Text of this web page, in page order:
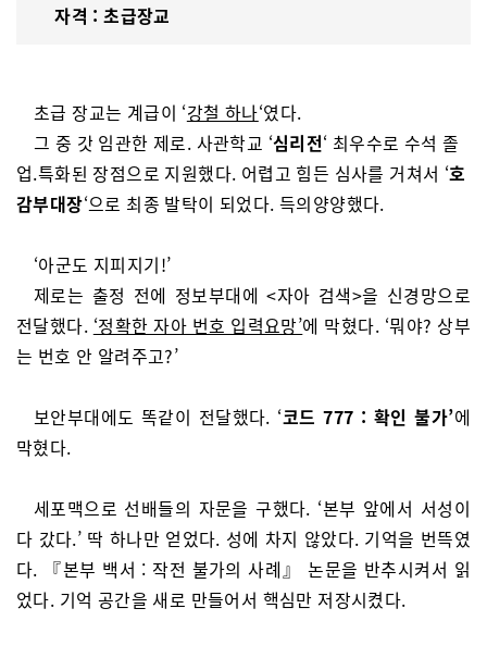
자격 : 초급장교
초급 장교는 계급이 ‘강철 하나‘였다.
그 중 갓 임관한 제로. 사관학교 ‘심리전‘ 최우수로 수석 졸
업.특화된 장점으로 지원했다. 어렵고 힘든 심사를 거쳐서 ‘호
감부대장‘으로 최종 발탁이 되었다. 득의양양했다.
‘아군도 지피지기!’
제로는 출정 전에 정보부대에 <자아 검색>을 신경망으로
전달했다. ‘정확한 자아 번호 입력요망’에 막혔다. ‘뭐야? 상부
는 번호 안 알려주고?’
보안부대에도 똑같이 전달했다. ‘코드 777 : 확인 불가’에
막혔다.
세포맥으로 선배들의 자문을 구했다. ‘본부 앞에서 서성이
다 갔다.’ 딱 하나만 얻었다. 성에 차지 않았다. 기억을 번뜩였
다. 『본부 백서 : 작전 불가의 사례』 논문을 반추시켜서 읽
었다. 기억 공간을 새로 만들어서 핵심만 저장시켰다.